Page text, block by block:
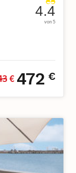
4.4
von 5
€ 472 €